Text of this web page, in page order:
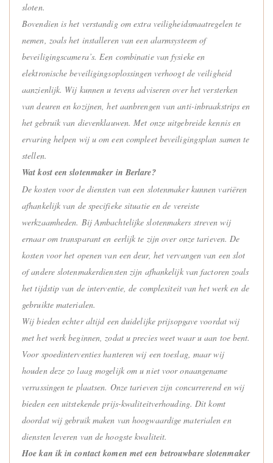
sloten.
Bovendien is het verstandig om extra veiligheidsmaatregelen te
nemen, zoals het installeren van een alarmsysteem of
beveiligingscamera’s. Een combinatie van fysieke en
elektronische beveiligingsoplossingen verhoogt de veiligheid
aanzienlijk. Wij kunnen u tevens adviseren over het versterken
van deuren en kozijnen, het aanbrengen van anti-inbraakstrips en
het gebruik van dievenklauwen. Met onze uitgebreide kennis en
ervaring helpen wij u om een compleet beveiligingsplan samen te
stellen.
Wat kost een slotenmaker in Berlare?
De kosten voor de diensten van een slotenmaker kunnen variëren
afhankelijk van de specifieke situatie en de vereiste
werkzaamheden. Bij Ambachtelijke slotenmakers streven wij
ernaar om transparant en eerlijk te zijn over onze tarieven. De
kosten voor het openen van een deur, het vervangen van een slot
of andere slotenmakerdiensten zijn afhankelijk van factoren zoals
het tijdstip van de interventie, de complexiteit van het werk en de
gebruikte materialen.
Wij bieden echter altijd een duidelijke prijsopgave voordat wij
met het werk beginnen, zodat u precies weet waar u aan toe bent.
Voor spoedinterventies hanteren wij een toeslag, maar wij
houden deze zo laag mogelijk om u niet voor onaangename
verrassingen te plaatsen. Onze tarieven zijn concurrerend en wij
bieden een uitstekende prijs-kwaliteitverhouding. Dit komt
doordat wij gebruik maken van hoogwaardige materialen en
diensten leveren van de hoogste kwaliteit.
Hoe kan ik in contact komen met een betrouwbare slotenmaker